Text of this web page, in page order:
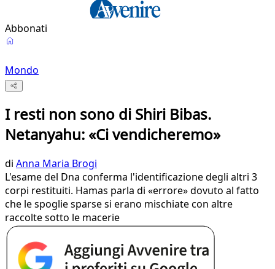
Abbonati
Mondo
I resti non sono di Shiri Bibas.
Netanyahu: «Ci vendicheremo»
di Anna Maria Brogi
L'esame del Dna conferma l'identificazione degli altri 3
corpi restituiti. Hamas parla di «errore» dovuto al fatto
che le spoglie sparse si erano mischiate con altre
raccolte sotto le macerie